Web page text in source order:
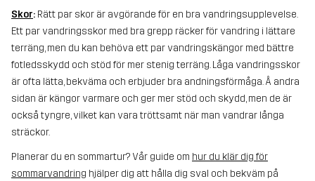
Skor: Rätt par skor är avgörande för en bra vandringsupplevelse.
Ett par vandringsskor med bra grepp räcker för vandring i lättare
terräng, men du kan behöva ett par vandringskängor med bättre
fotledsskydd och stöd för mer stenig terräng. Låga vandringsskor
är ofta lätta, bekväma och erbjuder bra andningsförmåga. Å andra
sidan är kängor varmare och ger mer stöd och skydd, men de är
också tyngre, vilket kan vara tröttsamt när man vandrar långa
sträckor.
Planerar du en sommartur? Vår guide om hur du klär dig för
sommarvandring hjälper dig att hålla dig sval och bekväm på